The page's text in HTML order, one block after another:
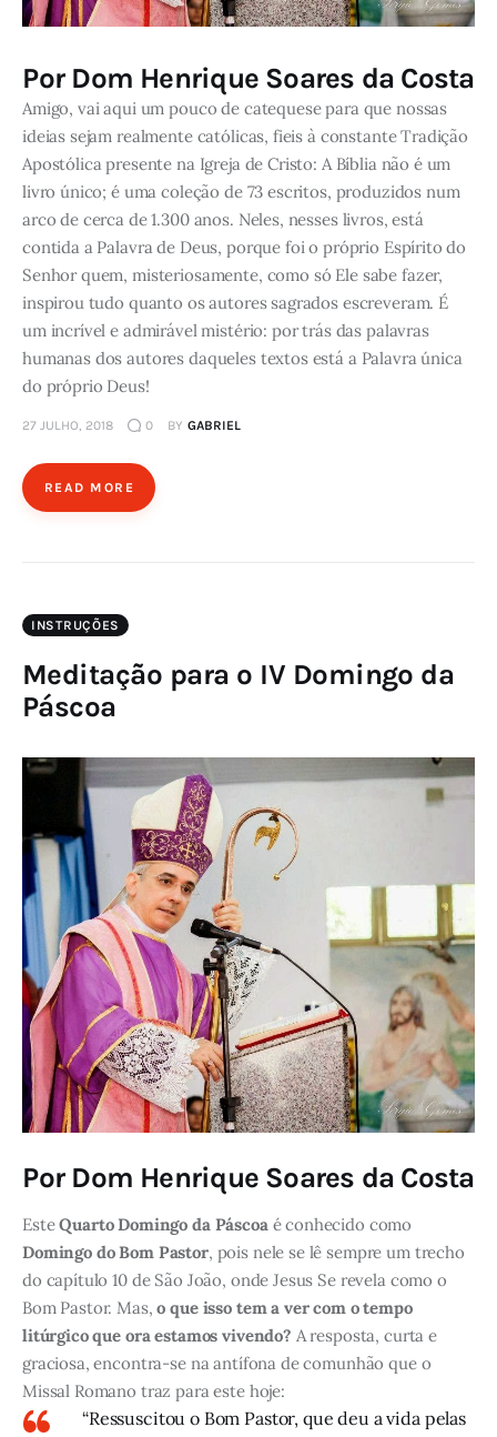
Por Dom Henrique Soares da Costa
Amigo, vai aqui um pouco de catequese para que nossas
ideias sejam realmente católicas, fieis à constante Tradição
Apostólica presente na Igreja de Cristo: A Bíblia não é um
livro único; é uma coleção de 73 escritos, produzidos num
arco de cerca de 1.300 anos. Neles, nesses livros, está
contida a Palavra de Deus, porque foi o próprio Espírito do
Senhor quem, misteriosamente, como só Ele sabe fazer,
inspirou tudo quanto os autores sagrados escreveram. É
um incrível e admirável mistério: por trás das palavras
humanas dos autores daqueles textos está a Palavra única
do próprio Deus!
27 JULHO, 2018 0 BY GABRIEL
READ MORE
INSTRUÇÕES
Meditação para o IV Domingo da
Páscoa
Por Dom Henrique Soares da Costa
EsteQuarto Domingo da Páscoaé conhecido como
Domingo do Bom Pastor, pois nele se lê sempre um trecho
do capítulo 10 de São João, onde Jesus Se revela como o
Bom Pastor. Mas,o que isso tem a ver com o tempo
litúrgico que ora estamos vivendo? A resposta, curta e
graciosa, encontra-se na antífona de comunhão que o
Missal Romano traz para este hoje:
“Ressuscitou o Bom Pastor, que deu a vida pelas